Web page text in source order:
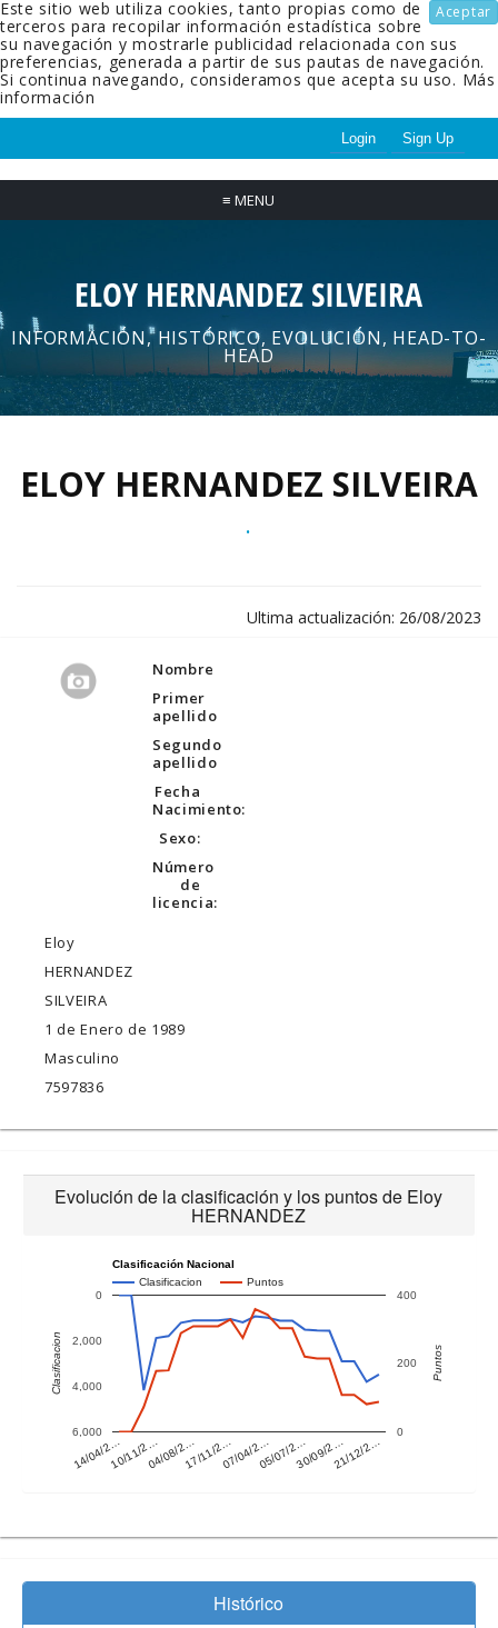
Aceptar
Este sitio web utiliza cookies, tanto propias como de
terceros para recopilar información estadística sobre
su navegación y mostrarle publicidad relacionada con sus
preferencias, generada a partir de sus pautas de navegación.
Si continua navegando, consideramos que acepta su uso. Más
información
Login Sign Up
≡ MENU
ELOY HERNANDEZ SILVEIRA
INFORMACIÓN, HISTÓRICO, EVOLUCIÓN, HEAD-TO-
HEAD
ELOY HERNANDEZ SILVEIRA
.
Ultima actualización: 26/08/2023
Nombre
Primer
apellido
Segundo
apellido
Fecha
Nacimiento:
Sexo:
Número
de
licencia:
Eloy
HERNANDEZ
SILVEIRA
1 de Enero de 1989
Masculino
7597836
Evolución de la clasificación y los puntos de Eloy
HERNANDEZ
Clasificación Nacional
Clasificacion
Puntos
14/04/2…10/11/2…04/08/2…17/11/2…07/04/2…05/07/2…30/09/2…21/12/2…
0
2,000
4,000
6,000 0
200
400
Clasificacion Puntos
Histórico